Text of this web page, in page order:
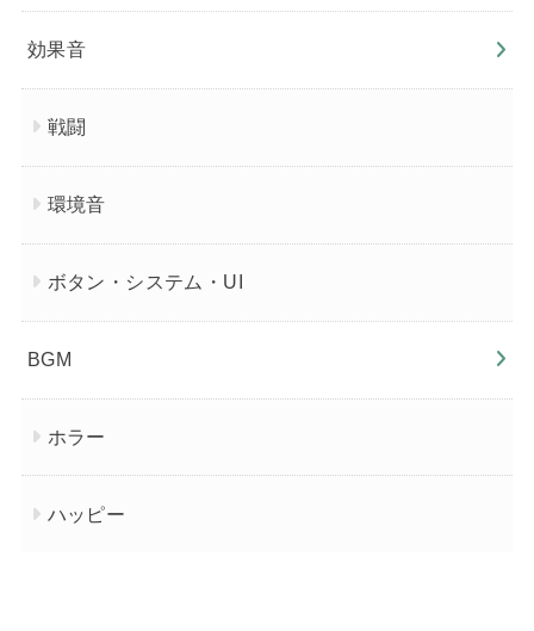
効果音
戦闘
環境音
ボタン・システム・UI
BGM
ホラー
ハッピー